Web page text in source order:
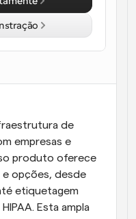
com chamadas
lembretes
com várias pessoas
de
empresas e
produto oferece
e opções, desde
etiquetagem
Esta ampla